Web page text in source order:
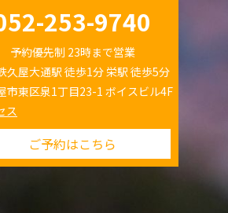
253-9740
予約優先制 23時まで営業
久屋大通駅 徒歩1分 栄駅 徒歩5分
市東区泉1丁目23-1 ボイスビル4F
ス
ご予約はこちら